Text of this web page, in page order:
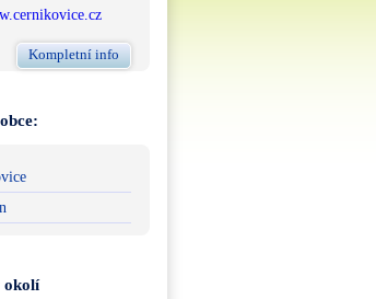
Kompletní info
okolí